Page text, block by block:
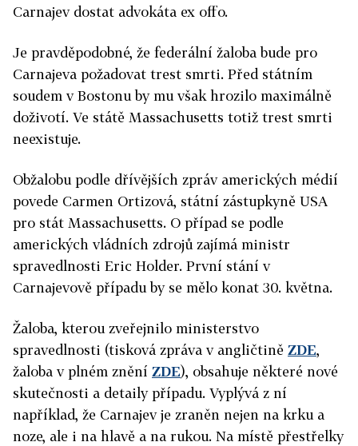
Carnajev dostat advokáta ex offo.
Je pravděpodobné, že federální žaloba bude pro
Carnajeva požadovat trest smrti. Před státním
soudem v Bostonu by mu však hrozilo maximálně
doživotí. Ve státě Massachusetts totiž trest smrti
neexistuje.
Obžalobu podle dřívějších zpráv amerických médií
povede Carmen Ortizová, státní zástupkyně USA
pro stát Massachusetts. O případ se podle
amerických vládních zdrojů zajímá ministr
spravedlnosti Eric Holder. První stání v
Carnajevově případu by se mělo konat 30. května.
Žaloba, kterou zveřejnilo ministerstvo
spravedlnosti (tisková zpráva v angličtině ZDE,
žaloba v plném znění ZDE), obsahuje některé nové
skutečnosti a detaily případu. Vyplývá z ní
například, že Carnajev je zraněn nejen na krku a
noze, ale i na hlavě a na rukou. Na místě přestřelky